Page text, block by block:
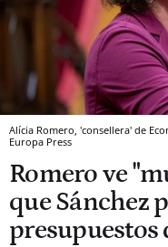
Alícia Romero, 'consellera' de
Europa Press
Romero ve
que Sánchez
presupuestos